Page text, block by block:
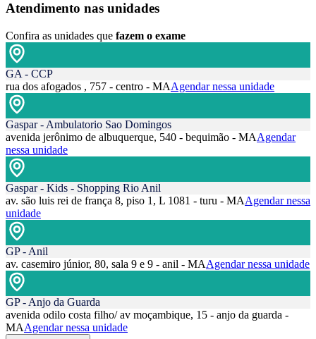
Atendimento nas unidades
Confira as unidades que fazem o exame
GA - CCP
rua dos afogados , 757 - centro - MAAgendar nessa unidade
Gaspar - Ambulatorio Sao Domingos
avenida jerônimo de albuquerque, 540 - bequimão - MAAgendar
nessa unidade
Gaspar - Kids - Shopping Rio Anil
av. são luis rei de frança 8, piso 1, L 1081 - turu - MAAgendar nessa
unidade
GP - Anil
av. casemiro júnior, 80, sala 9 e 9 - anil - MAAgendar nessa unidade
GP - Anjo da Guarda
avenida odilo costa filho/ av moçambique, 15 - anjo da guarda -
MAAgendar nessa unidade